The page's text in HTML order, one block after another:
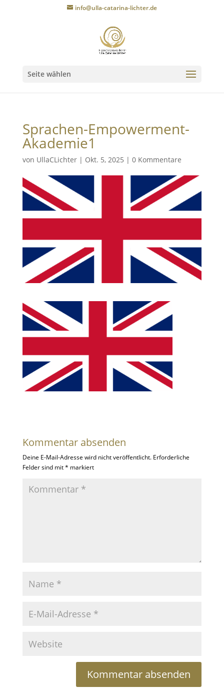
info@ulla-catarina-lichter.de
Seite wählen
Sprachen-Empowerment-
Akademie1
von UllaCLichter| Okt. 5, 2025 | 0 Kommentare
Kommentar absenden
Deine E-Mail-Adresse wird nicht veröffentlicht. Erforderliche
Felder sind mit* markiert